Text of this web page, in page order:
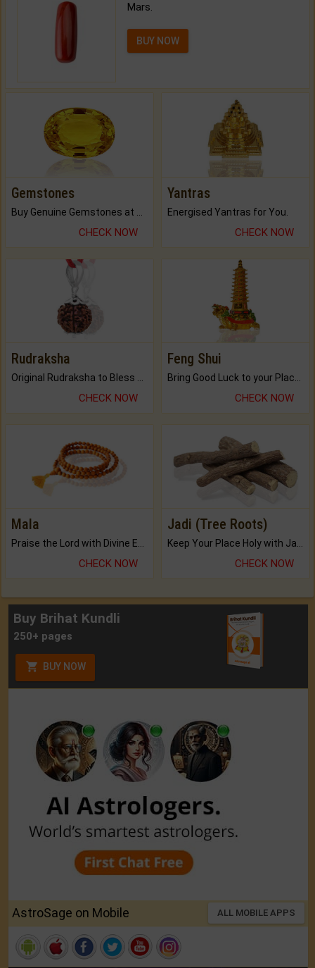
Mars.
BUY NOW
Gemstones
CHECK NOW
Yantras
Energised Yantras for You.
CHECK NOW
Rudraksha
CHECK NOW
Feng Shui
CHECK NOW
Mala
CHECK NOW
Jadi (Tree Roots)
CHECK NOW
Buy Brihat Kundli
250+ pages
BUY NOW
AstroSage on Mobile ALL MOBILE APPS